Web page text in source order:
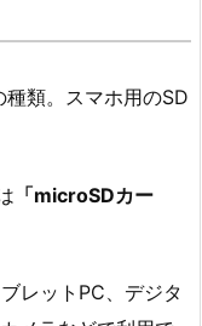
類。スマホ用のSD
「microSDカー
レットPC、デジタ